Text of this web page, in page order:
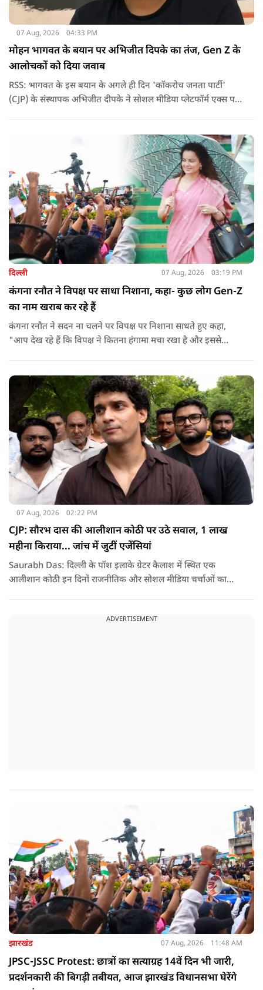
07 Aug, 2026 04:33 PM
मोहन भागवत के बयान पर अभिजीत दिपके का तंज, Gen Z के
आलोचकों को दिया जवाब
RSS: भागवत के इस बयान के अगले ही दिन 'कॉकरोच जनता पार्टी'
(CJP) के संस्थापक अभिजीत दीपके ने सोशल मीडिया प्लेटफॉर्म एक्स पर
दिल्ली 07 Aug, 2026 03:19 PM
कंगना रनौत ने विपक्ष पर साधा निशाना, कहा- कुछ लोग Gen-Z
का नाम खराब कर रहे हैं
कंगना रनौत ने सदन ना चलने पर विपक्ष पर निशाना साधते हुए कहा,
"आप देख रहे हैं कि विपक्ष ने कितना हंगामा मचा रखा है और इससे
देश के सामने साफ हो रही है. और जब हारते हैं, तो रोना रोते हैं."
07 Aug, 2026 02:22 PM
CJP: सौरभ दास की आलीशान कोठी पर उठे सवाल, 1 लाख
महीना किराया... जांच में जुटीं एजेंसियां
Saurabh Das: दिल्ली के पॉश इलाके ग्रेटर कैलाश में स्थित एक
आलीशान कोठी इन दिनों राजनीतिक और सोशल मीडिया चर्चाओं का
ADVERTISEMENT
झारखंड 07 Aug, 2026 11:48 AM
JPSC-JSSC Protest: छात्रों का सत्याग्रह 14वें दिन भी जारी,
प्रदर्शनकारी की बिगड़ी तबीयत, आज झारखंड विधानसभा घेरेंगे